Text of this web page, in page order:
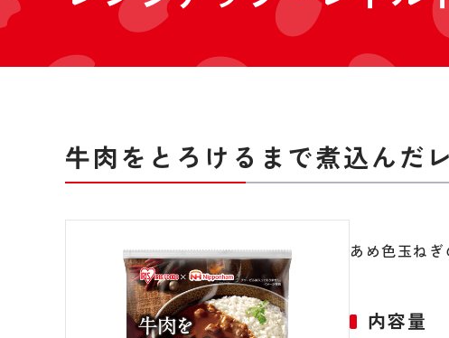
牛肉をとろけるまで煮込んだ
あめ色玉ね
内容量